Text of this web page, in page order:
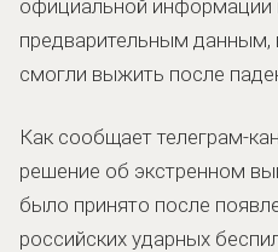
официальной информации
предварительным данным,
смогли выжить после
Как сообщает телеграм-
решение об экстренном
было принято после
российских ударных